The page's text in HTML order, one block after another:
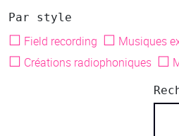
Par style
☐ Field recording ☐ Musiques
☐ Créations radiophoniques ☐